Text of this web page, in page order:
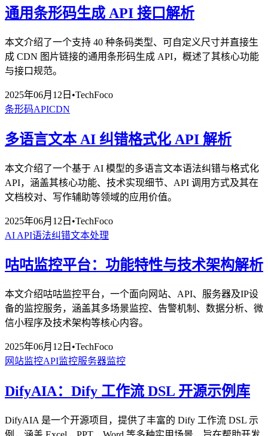
通用条形码生成 API 接口解析
本文介绍了一个支持 40 种条码类型、可自定义尺寸并直接生
成 CDN 图片链接的通用条形码生成 API，概述了其核心功能
与接口规范。
2025年06月12日 •TechFoco
条形码APICDN
多语言文本 AI 纠错格式化 API 解析
本文介绍了一个基于 AI 模型的多语言文本语法纠错与格式化
API，涵盖其核心功能、技术实现细节、API 调用方式及其在
文档校对、写作辅助等领域的应用价值。
2025年06月12日 •TechFoco
AI API语法纠错文本处理
咕咕监控平台：功能特性与技术架构解析
本文介绍咕咕监控平台，一个面向网站、API、服务器及IP设
备的监控服务，涵盖其多场景监控、告警机制、数据分析、微
信小程序及技术架构等核心内容。
2025年06月12日 •TechFoco
网站监控API监控服务器监控
DifyAIA：Dify 工作流 DSL 开源示例库
DifyAIA 是一个开源项目，提供了丰富的 Dify 工作流 DSL 示